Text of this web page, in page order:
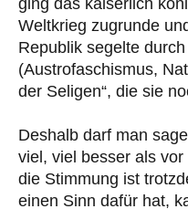
ging das kaiserlich
Weltkrieg zugrunde
Republik segelte
(Austrofaschismus,
der Seligen“, die sie
Deshalb darf man
viel, viel besser als
die Stimmung ist
einen Sinn dafür hat,